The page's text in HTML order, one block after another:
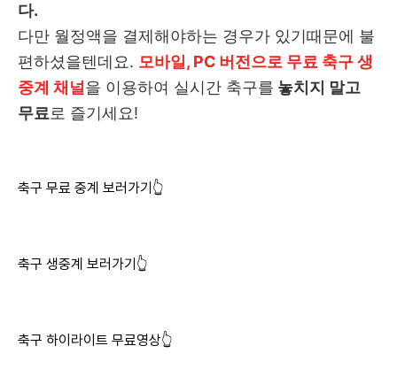
다.
다만 월정액을 결제해야하는 경우가 있기때문에 불
편하셨을텐데요. 모바일, PC 버전으로 무료 축구 생
중계 채널 을 이용하여 실시간 축구를 놓치지 말고
무료 로 즐기세요!
축구 무료 중계 보러가기👆
축구 생중계 보러가기👆
축구 하이라이트 무료영상👆